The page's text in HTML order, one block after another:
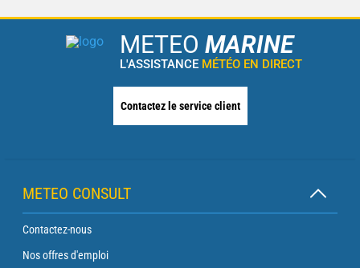
METEO MARINE
L'ASSISTANCE MÉTÉO EN DIRECT
Contactez le service client
METEO CONSULT
Contactez-nous
Nos offres d'emploi